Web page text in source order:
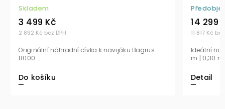
Skladem
2 892 Kč bez DPH
3 499 Kč
Do košíku
Originální náhradní cívka k navijáku Bagrus
8000....
11 817 Kč
14 299
Detail
Ideální
m | 0,30